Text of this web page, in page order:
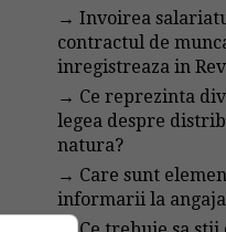
→Invoirea
contractul de
inregistreaza in
→ Ce reprezinta
legea despre
natura?
→ Care sunt
informarii la